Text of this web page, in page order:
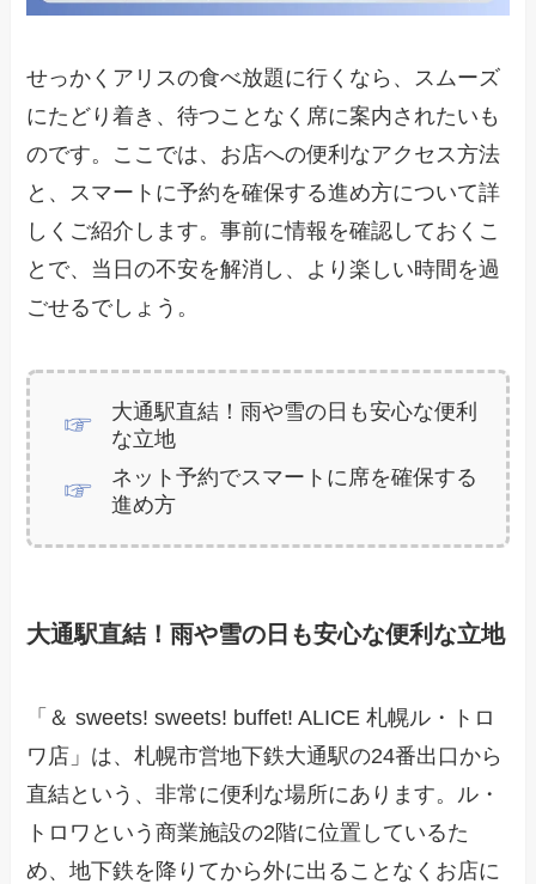
せっかくアリスの食べ放題に行くなら、スムーズ
にたどり着き、待つことなく席に案内されたいも
のです。ここでは、お店への便利なアクセス方法
と、スマートに予約を確保する進め方について詳
しくご紹介します。事前に情報を確認しておくこ
とで、当日の不安を解消し、より楽しい時間を過
ごせるでしょう。
大通駅直結！雨や雪の日も安心な便利
な立地
ネット予約でスマートに席を確保する
進め方
大通駅直結！雨や雪の日も安心な便利な立地
「＆ sweets! sweets! buffet! ALICE 札幌ル・トロ
ワ店」は、札幌市営地下鉄大通駅の24番出口から
直結という、非常に便利な場所にあります。ル・
トロワという商業施設の2階に位置しているた
め、地下鉄を降りてから外に出ることなくお店に